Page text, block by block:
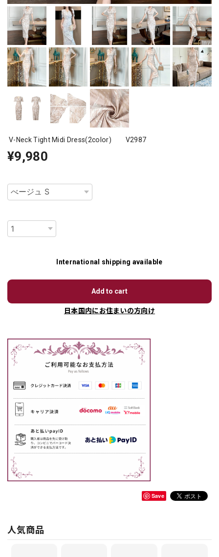
V-Neck Tight Midi Dress(2color) V2987
¥9,980
International shipping available
Add to cart
日本国内にお住まいの方向け
Save
人気商品